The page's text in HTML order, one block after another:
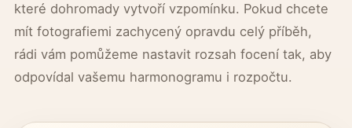
které dohromady vytvoří vzpomínku. Pokud chcete
mít fotografiemi zachycený opravdu celý příběh,
rádi vám pomůžeme nastavit rozsah focení tak, aby
odpovídal vašemu harmonogramu i rozpočtu.